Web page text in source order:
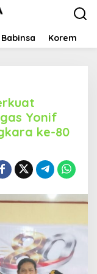
Babinsa Korem
Yonif
ke-80